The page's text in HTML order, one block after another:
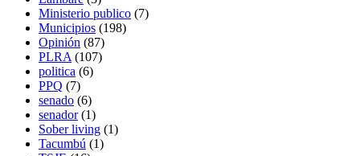
Ministerio publico (7)
Municipios (198)
Opinión (87)
PLRA (107)
politica (6)
PPQ (7)
senado (6)
senador(1)
Sober living (1)
Tacumbú (1)